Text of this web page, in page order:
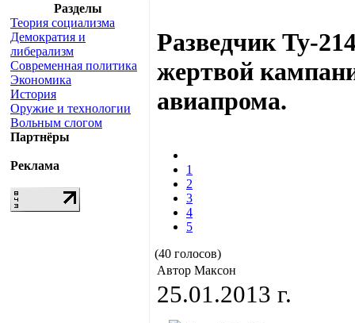
Разделы
Теория социализма
Демократия и
либерализм
Современная политика
Экономика
История
Оружие и технологии
Вольным слогом
Партнёры
Реклама
Разведчик Ту-
жертвой
авиапрома.
1
2
3
4
5
(40 голосов)
Автор Максон
25.01.2013 г.